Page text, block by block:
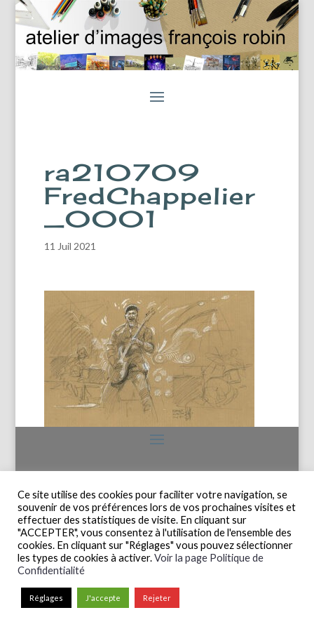
ra210709
FredChappelier
_0001
11 Juil 2021
Ce site utilise des cookies pour faciliter votre navigation, se
souvenir de vos préférences lors de vos prochaines visites et
effectuer des statistiques de visite. En cliquant sur
"ACCEPTER", vous consentez à l'utilisation de l'ensemble des
cookies. En cliquant sur "Réglages" vous pouvez sélectionner
les types de cookies à activer.Voir la page Politique de
Confidentialité
Réglages J'accepte Rejeter